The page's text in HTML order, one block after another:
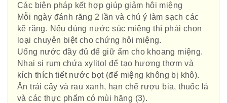
Các biện pháp kết hợp giúp giảm hôi miệng
Mỗi ngày đánh răng 2 lần và chú ý làm sạch các
kẽ răng. Nếu dùng nước súc miệng thì phải chọn
loại chuyên biệt cho chứng hôi miệng.
Uống nước đầy đủ để giữ ẩm cho khoang miệng.
Nhai si rum chứa xylitol để tạo hương thơm và
kích thích tiết nước bọt (để miệng không bị khô).
Ăn trái cây và rau xanh, hạn chế rượu bia, thuốc lá
và các thực phẩm có mùi hăng (3).
Phái đoàn Liên minh Châu Âu tại
Việt Nam
Hiệp hội bệnh viện tư nhân Việt
Nam